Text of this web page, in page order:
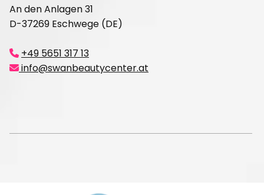
An den Anlagen 31
D-37269 Eschwege (DE)
 +49 5651 317 13
 info@swanbeautycenter.at